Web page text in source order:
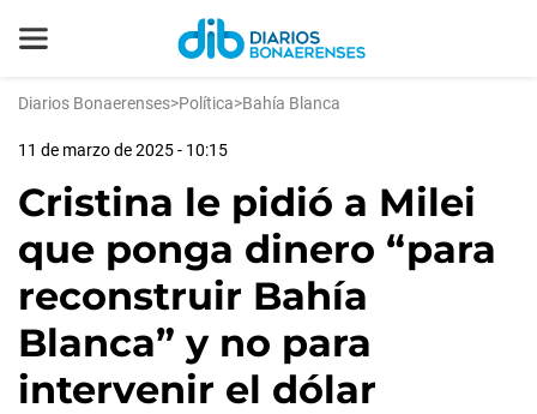
Diarios Bonaerenses>Política>Bahía Blanca
11 de marzo de 2025 - 10:15
Cristina le pidió a Milei
que ponga dinero “para
reconstruir Bahía
Blanca” y no para
intervenir el dólar